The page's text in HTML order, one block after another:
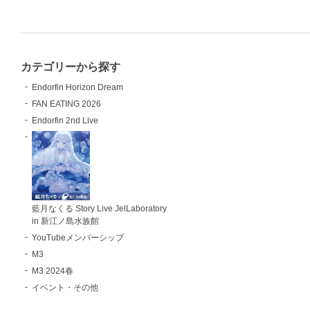
カテゴリーから探す
Endorfin Horizon Dream
FAN EATING 2026
Endorfin 2nd Live
藍月なくる Story Live JelLaboratory
in 新江ノ島水族館
YouTubeメンバーシップ
M3
M3 2024春
イベント・その他